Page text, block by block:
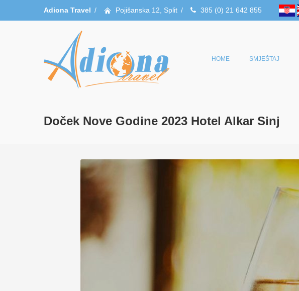
Adiona Travel / Pojišanska 12, Split / 385 (0) 21 642 855
HOME SMJEŠTAJ
Doček Nove Godine 2023 Hotel Alkar Sinj